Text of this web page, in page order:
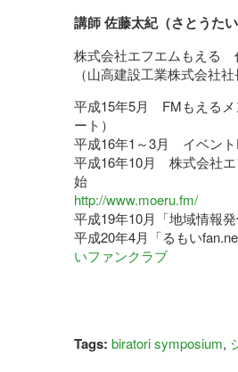
講師 佐藤太紀（さとうた
株式会社エフエムもえる
（山高建設工業株式会社
平成15年5月 FMもえるメ
ート）
平成16年1～3月 イベント
平成16年10月 株式会社エ
始
http://www.moeru.fm/
平成19年10月「地域情報
平成20年4月「るもい
いファンクラブ
Tags: biratori symposium,